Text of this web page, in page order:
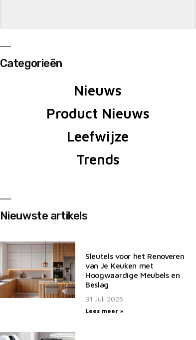
Categorieën
Nieuws
Product Nieuws
Leefwijze
Trends
Nieuwste artikels
Sleutels voor het Renoveren
van Je Keuken met
Hoogwaardige Meubels en
Beslag
31 Juli 2026
Lees meer »